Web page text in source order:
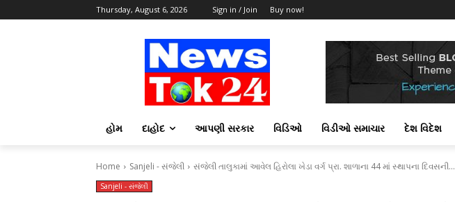
Thursday, August 6, 2026 Sign in / Join Buy now!
હોમ દાહોદ આપણી સરકાર વિડિઓ વિડીઓ સમાચાર દેશ વિદેશ
Home Sanjeli - સંજેલી સંજેલી તાલુકામાં આવેલ હિરોલા ખેડા વર્ગ પ્રા. શાળાના 44 માં સ્થાપના દિવસની...
Sanjeli - સંજેલી